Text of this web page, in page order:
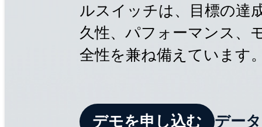
ルスイッチは、目標の達
久性、パフォーマンス、
全性を兼ね備えています。
デモを申し込む デー